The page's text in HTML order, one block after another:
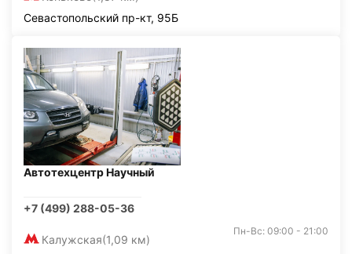
Севастопольский пр-кт, 95Б
Автотехцентр Научный
+7 (499) 288-05-36
Калужская(1,09 км)
Пн-Вс: 09:00 - 21:00